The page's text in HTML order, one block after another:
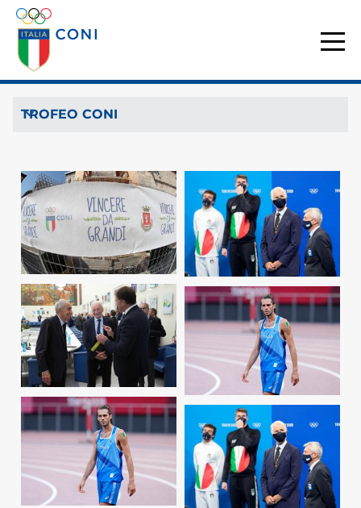
TROFEO CONI